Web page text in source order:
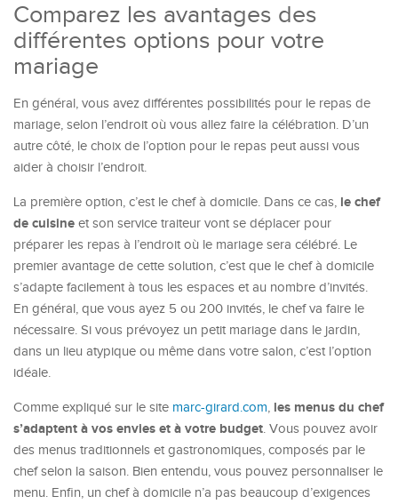
Comparez les avantages des
différentes options pour votre
mariage
En général, vous avez différentes possibilités pour le repas de
mariage, selon l’endroit où vous allez faire la célébration. D’un
autre côté, le choix de l’option pour le repas peut aussi vous
aider à choisir l’endroit.
La première option, c’est le chef à domicile. Dans ce cas, le chef
de cuisine et son service traiteur vont se déplacer pour
préparer les repas à l’endroit où le mariage sera célébré. Le
premier avantage de cette solution, c’est que le chef à domicile
s’adapte facilement à tous les espaces et au nombre d’invités.
En général, que vous ayez 5 ou 200 invités, le chef va faire le
nécessaire. Si vous prévoyez un petit mariage dans le jardin,
dans un lieu atypique ou même dans votre salon, c’est l’option
idéale.
Comme expliqué sur le site marc-girard.com, les menus du chef
s’adaptent à vos envies et à votre budget. Vous pouvez avoir
des menus traditionnels et gastronomiques, composés par le
chef selon la saison. Bien entendu, vous pouvez personnaliser le
menu. Enfin, un chef à domicile n’a pas beaucoup d’exigences